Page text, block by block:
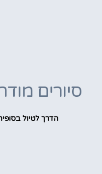
סיורים
הדרך לטיול